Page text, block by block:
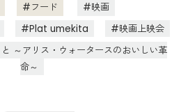
フード
映画
Plat umekita
映画上映会
～アリス・ウォータースのおいしい革
命～